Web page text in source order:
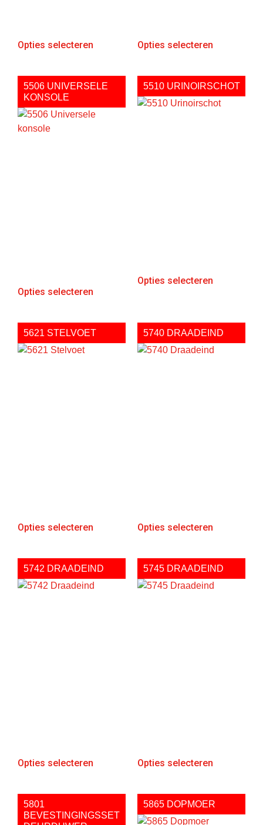
Opties selecteren Opties selecteren
5506 UNIVERSELE
KONSOLE
Opties selecteren
5510 URINOIRSCHOT
Opties selecteren
5621 STELVOET
Opties selecteren
5740 DRAADEIND
Opties selecteren
5742 DRAADEIND
Opties selecteren
5745 DRAADEIND
Opties selecteren
5801
BEVESTINGINGSSET
5865 DOPMOER